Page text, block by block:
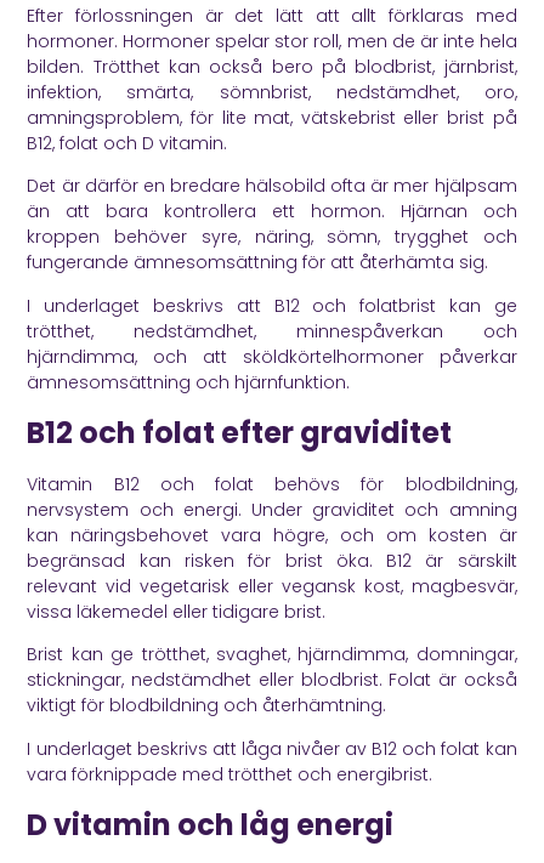
Efter förlossningen är det lätt att allt förklaras med
hormoner. Hormoner spelar stor roll, men de är inte hela
bilden. Trötthet kan också bero på blodbrist, järnbrist,
infektion, smärta, sömnbrist, nedstämdhet, oro,
amningsproblem, för lite mat, vätskebrist eller brist på
B12, folat och D vitamin.
Det är därför en bredare hälsobild ofta är mer hjälpsam
än att bara kontrollera ett hormon. Hjärnan och
kroppen behöver syre, näring, sömn, trygghet och
fungerande ämnesomsättning för att återhämta sig.
I underlaget beskrivs att B12 och folatbrist kan ge
trötthet, nedstämdhet, minnespåverkan och
hjärndimma, och att sköldkörtelhormoner påverkar
ämnesomsättning och hjärnfunktion.
B12 och folat efter graviditet
Vitamin B12 och folat behövs för blodbildning,
nervsystem och energi. Under graviditet och amning
kan näringsbehovet vara högre, och om kosten är
begränsad kan risken för brist öka. B12 är särskilt
relevant vid vegetarisk eller vegansk kost, magbesvär,
vissa läkemedel eller tidigare brist.
Brist kan ge trötthet, svaghet, hjärndimma, domningar,
stickningar, nedstämdhet eller blodbrist. Folat är också
viktigt för blodbildning och återhämtning.
I underlaget beskrivs att låga nivåer av B12 och folat kan
vara förknippade med trötthet och energibrist.
D vitamin och låg energi